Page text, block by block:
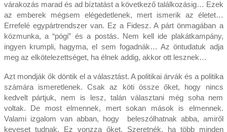
várakozás marad és ad bíztatást a következő találkozásig… Ezek
az emberek mégsem elégedetlenek, mert ismerik az életet…
Errefelé egypártrendszer van. Ez a Fidesz. A párt önmagában a
közmunka, a “pógi” és a postás. Nem kell ide plakátkampány,
ingyen krumpli, hagyma, el sem fogadnák… Az öntudatuk adja
meg az elkötelezettséget, ha élnek addig, akkor ott lesznek…
Azt mondják ők döntik el a választást. A politikai árvák és a politika
számára ismeretlenek. Csak az köti össze őket, hogy nincs
kedvelt pártjuk, nem is lesz, talán választani még soha nem
voltak. De most elmennek, mert sokan mások is elmennek.
Valami izgalom van abban, hogy beleszólhatnak abba, amiről
keveset tudnak. Ez vonzza őket. Szeretnék, ha több minden